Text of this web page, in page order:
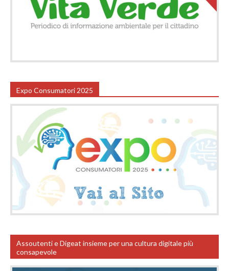
Expo Consumatori 2025
Assoutenti e Digeat insieme per una cultura digitale più
consapevole